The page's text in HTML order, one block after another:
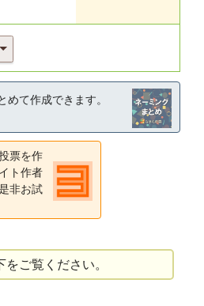
めて作成できます。
票を作
ト作者
非お試
ご覧ください。